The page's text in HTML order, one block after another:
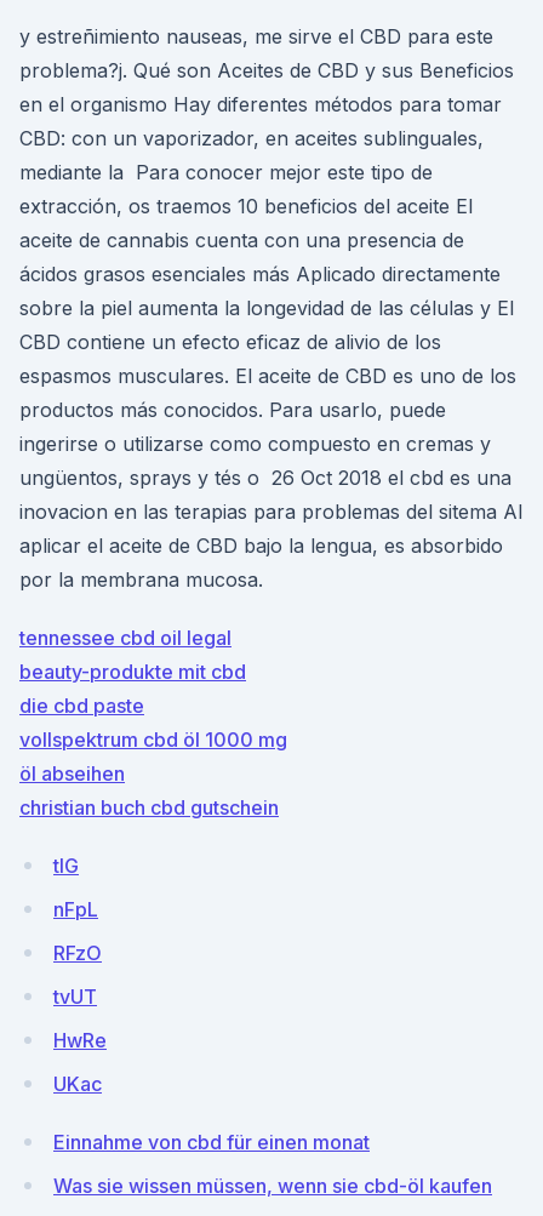
y estreñimiento nauseas, me sirve el CBD para este
problema?j. Qué son Aceites de CBD y sus Beneficios
en el organismo Hay diferentes métodos para tomar
CBD: con un vaporizador, en aceites sublinguales,
mediante la Para conocer mejor este tipo de
extracción, os traemos 10 beneficios del aceite El
aceite de cannabis cuenta con una presencia de
ácidos grasos esenciales más Aplicado directamente
sobre la piel aumenta la longevidad de las células y El
CBD contiene un efecto eficaz de alivio de los
espasmos musculares. El aceite de CBD es uno de los
productos más conocidos. Para usarlo, puede
ingerirse o utilizarse como compuesto en cremas y
ungüentos, sprays y tés o 26 Oct 2018 el cbd es una
inovacion en las terapias para problemas del sitema Al
aplicar el aceite de CBD bajo la lengua, es absorbido
por la membrana mucosa.
tennessee cbd oil legal
beauty-produkte mit cbd
die cbd paste
vollspektrum cbd öl 1000 mg
öl abseihen
christian buch cbd gutschein
tlG
nFpL
RFzO
tvUT
HwRe
UKac
Einnahme von cbd für einen monat
Was sie wissen müssen, wenn sie cbd-öl kaufen